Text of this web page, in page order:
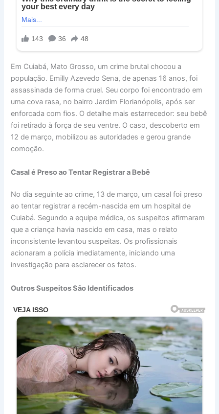
Em Cuiabá, Mato Grosso, um crime brutal chocou a
população. Emilly Azevedo Sena, de apenas 16 anos, foi
assassinada de forma cruel. Seu corpo foi encontrado em
uma cova rasa, no bairro Jardim Florianópolis, após ser
enforcada com fios. O detalhe mais estarrecedor: seu bebê
foi retirado à força de seu ventre. O caso, descoberto em
12 de março, mobilizou as autoridades e gerou grande
comoção.
Casal é Preso ao Tentar Registrar a Bebê
No dia seguinte ao crime, 13 de março, um casal foi preso
ao tentar registrar a recém-nascida em um hospital de
Cuiabá. Segundo a equipe médica, os suspeitos afirmaram
que a criança havia nascido em casa, mas o relato
inconsistente levantou suspeitas. Os profissionais
acionaram a polícia imediatamente, iniciando uma
investigação para esclarecer os fatos.
Outros Suspeitos São Identificados